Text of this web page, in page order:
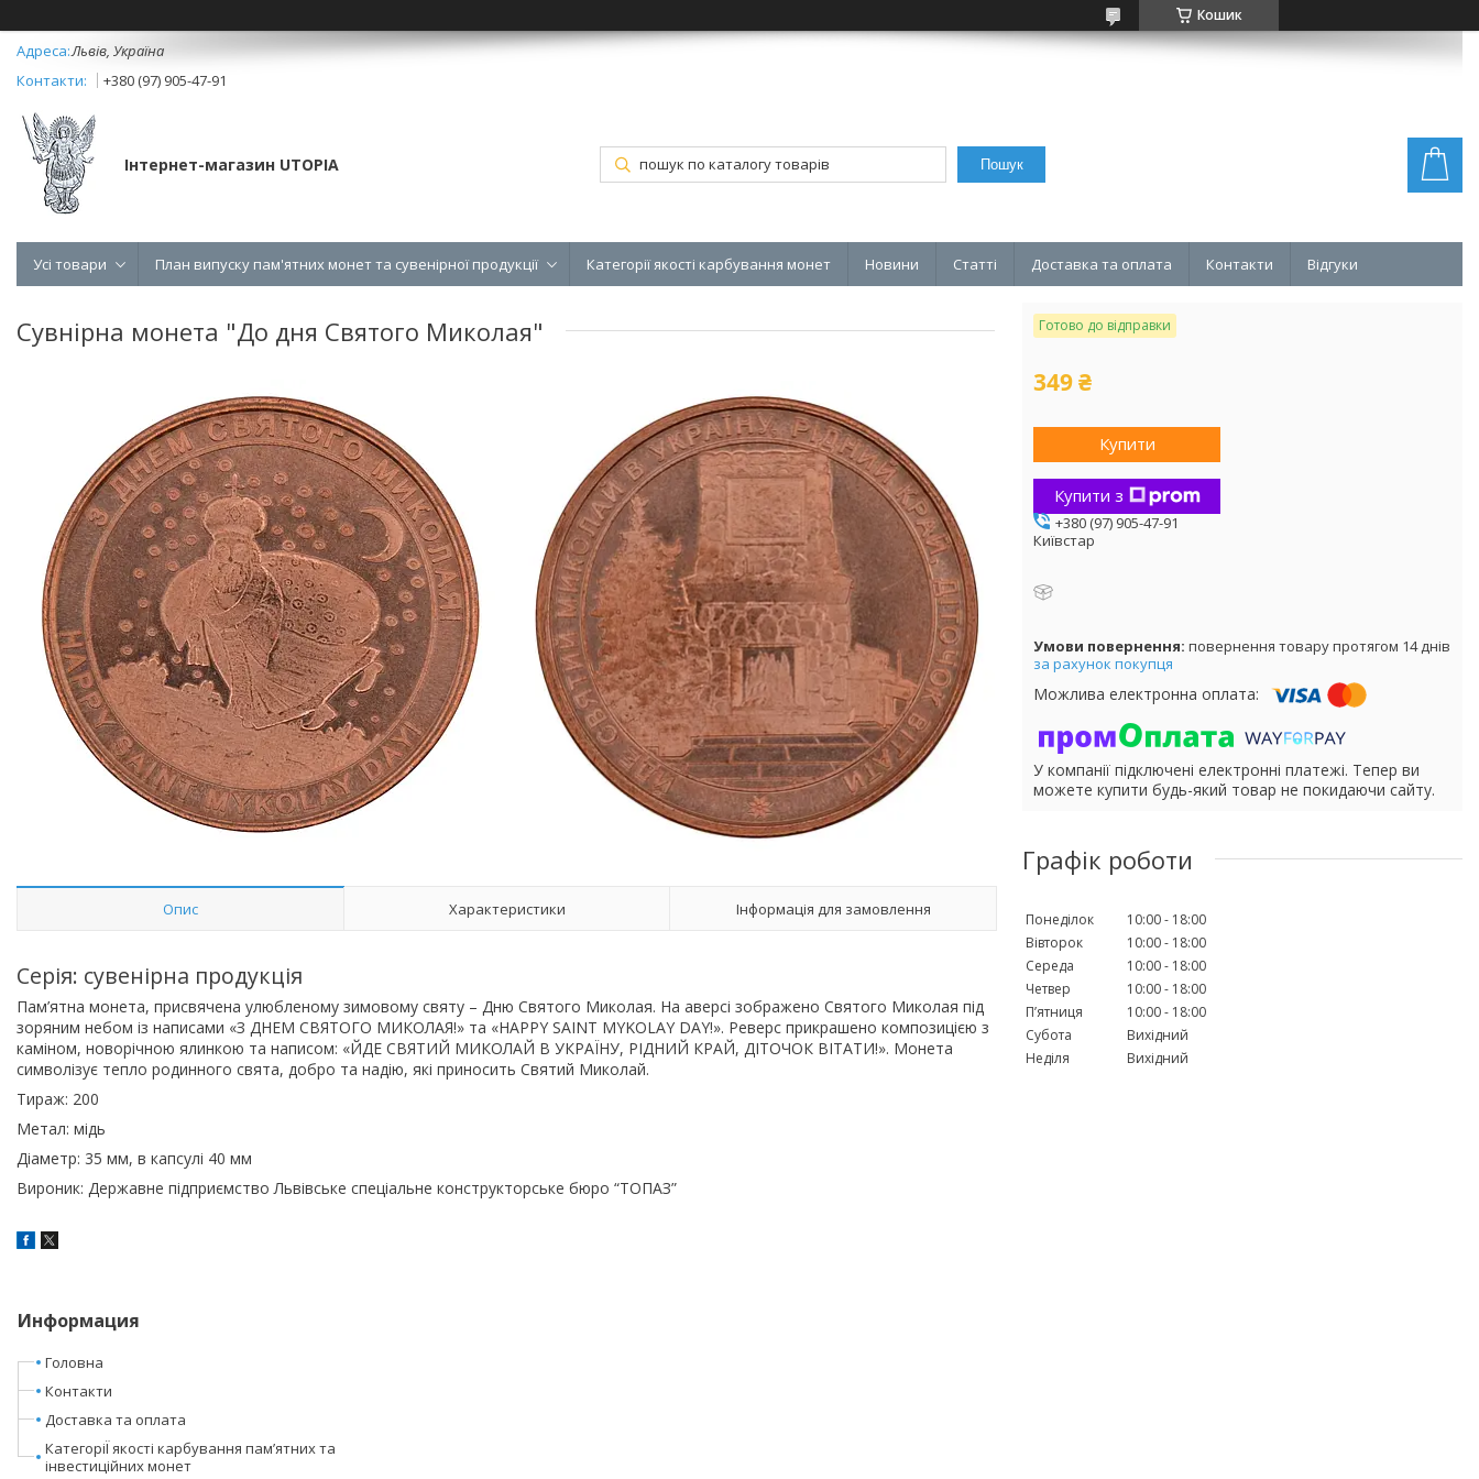
Кошик
Львів, Україна
+380 (97) 905-47-91
Інтернет-магазин UTOPIA Пошук
Усі товари План випуску пам'ятних монет та сувенірної продукції Категорії якості карбування монет Новини Статті Доставка та оплата Контакти Відгуки
Сувнірна монета "До дня Святого Миколая"
Опис Характеристики Інформація для замовлення
Серія: сувенірна продукція
Пам’ятна монета, присвячена улюбленому зимовому святу – Дню Святого Миколая. На аверсі зображено Святого Миколая під
зоряним небом із написами «З ДНЕМ СВЯТОГО МИКОЛАЯ!» та «HAPPY SAINT MYKOLAY DAY!». Реверс прикрашено композицією з
каміном, новорічною ялинкою та написом: «ЙДЕ СВЯТИЙ МИКОЛАЙ В УКРАЇНУ, РІДНИЙ КРАЙ, ДІТОЧОК ВІТАТИ!». Монета
символізує тепло родинного свята, добро та надію, які приносить Святий Миколай.
Тираж: 200
Метал: мідь
Діаметр: 35 мм, в капсулі 40 мм
Вироник: Державне підприємство Львівське спеціальне конструкторське бюро “ТОПАЗ”
Готово до відправки
349 ₴
Купити
Купити з
+380 (97) 905-47-91
Київстар
повернення товару протягом 14 днів
за рахунок покупця
У компанії підключені електронні платежі. Тепер ви
можете купити будь-який товар не покидаючи сайту.
Графік роботи
Понеділок 10:00
18:00
Вівторок
10:00
18:00
Середа
10:00
18:00
Четвер
10:00
18:00
Пʼятниця
10:00
18:00
Субота
Вихідний
Неділя
Вихідний
Информация
Головна
Контакти
Доставка та оплата
КатегоріЇ якості карбування пам’ятних та
інвестиційних монет